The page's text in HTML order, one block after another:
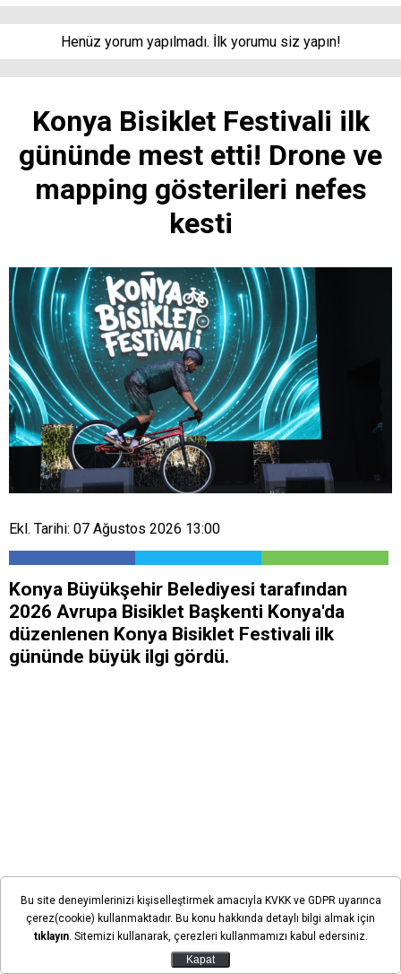
Henüz yorum yapılmadı. İlk yorumu siz yapın!
Konya Bisiklet Festivali ilk
gününde mest etti! Drone ve
mapping gösterileri nefes
kesti
Ekl. Tarihi: 07 Ağustos 2026 13:00
Konya Büyükşehir Belediyesi tarafından
2026 Avrupa Bisiklet Başkenti Konya'da
düzenlenen Konya Bisiklet Festivali ilk
gününde büyük ilgi gördü.
Bu site deneyimlerinizi kişiselleştirmek amacıyla KVKK ve GDPR uyarınca
çerez(cookie) kullanmaktadır. Bu konu hakkında detaylı bilgi almak için
tıklayın. Sitemizi kullanarak, çerezleri kullanmamızı kabul edersiniz.
Kapat